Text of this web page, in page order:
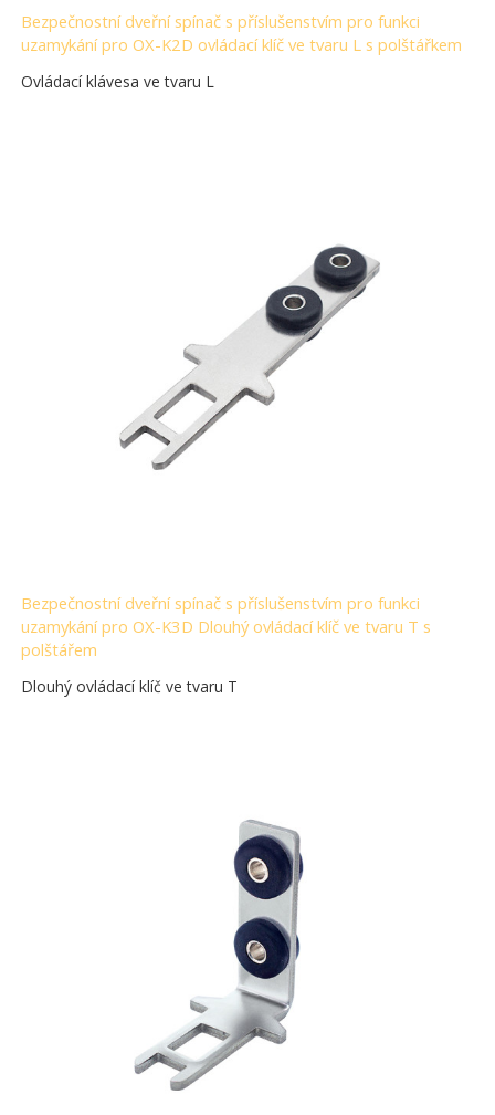
Bezpečnostní dveřní spínač s příslušenstvím pro funkci
uzamykání pro OX-K2D ovládací klíč ve tvaru L s polštářkem
Ovládací klávesa ve tvaru L
Bezpečnostní dveřní spínač s příslušenstvím pro funkci
uzamykání pro OX-K3D Dlouhý ovládací klíč ve tvaru T s
polštářem
Dlouhý ovládací klíč ve tvaru T